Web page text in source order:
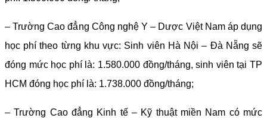
– Trường Cao đẳng Công nghệ Y – Dược Việt Nam áp dụng
học phí theo từng khu vực: Sinh viên Hà Nội – Đà Nẵng sẽ
đóng mức học phí là: 1.580.000 đồng/tháng, sinh viên tại TP
HCM đóng học phí là: 1.738.000 đồng/tháng;
– Trường Cao đẳng Kinh tế – Kỹ thuật miền Nam có mức